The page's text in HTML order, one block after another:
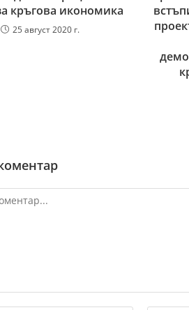
кръгова икономика
25 август 2020 г.